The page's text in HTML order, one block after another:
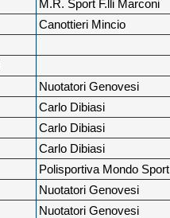
M.R. Sport F.lli Marconi
Canottieri Mincio
Nuotatori Genovesi
Carlo Dibiasi
Carlo Dibiasi
Carlo Dibiasi
Polisportiva Mondo Sport
Nuotatori Genovesi
Nuotatori Genovesi